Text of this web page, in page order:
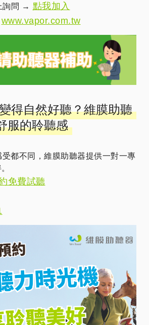
詢問 → 點我加入
www.vapor.com.tw
得自然好聽？維膜助聽
服的聆聽感
受都不同，維膜助聽器提供一對一專
免費試聽